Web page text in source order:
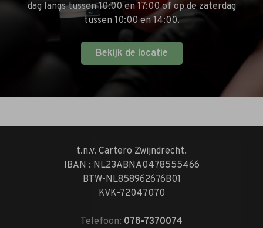
dag langs tussen 10:00 en 17:00 of op de zaterdag
tussen 10:00 en 14:00.
Bekijk de locatie
t.n.v. Cartero Zwijndrecht.
IBAN : NL23ABNA0478555466
BTW-NL858962676B01
KVK-72047070
Telefoon: 078-7370074